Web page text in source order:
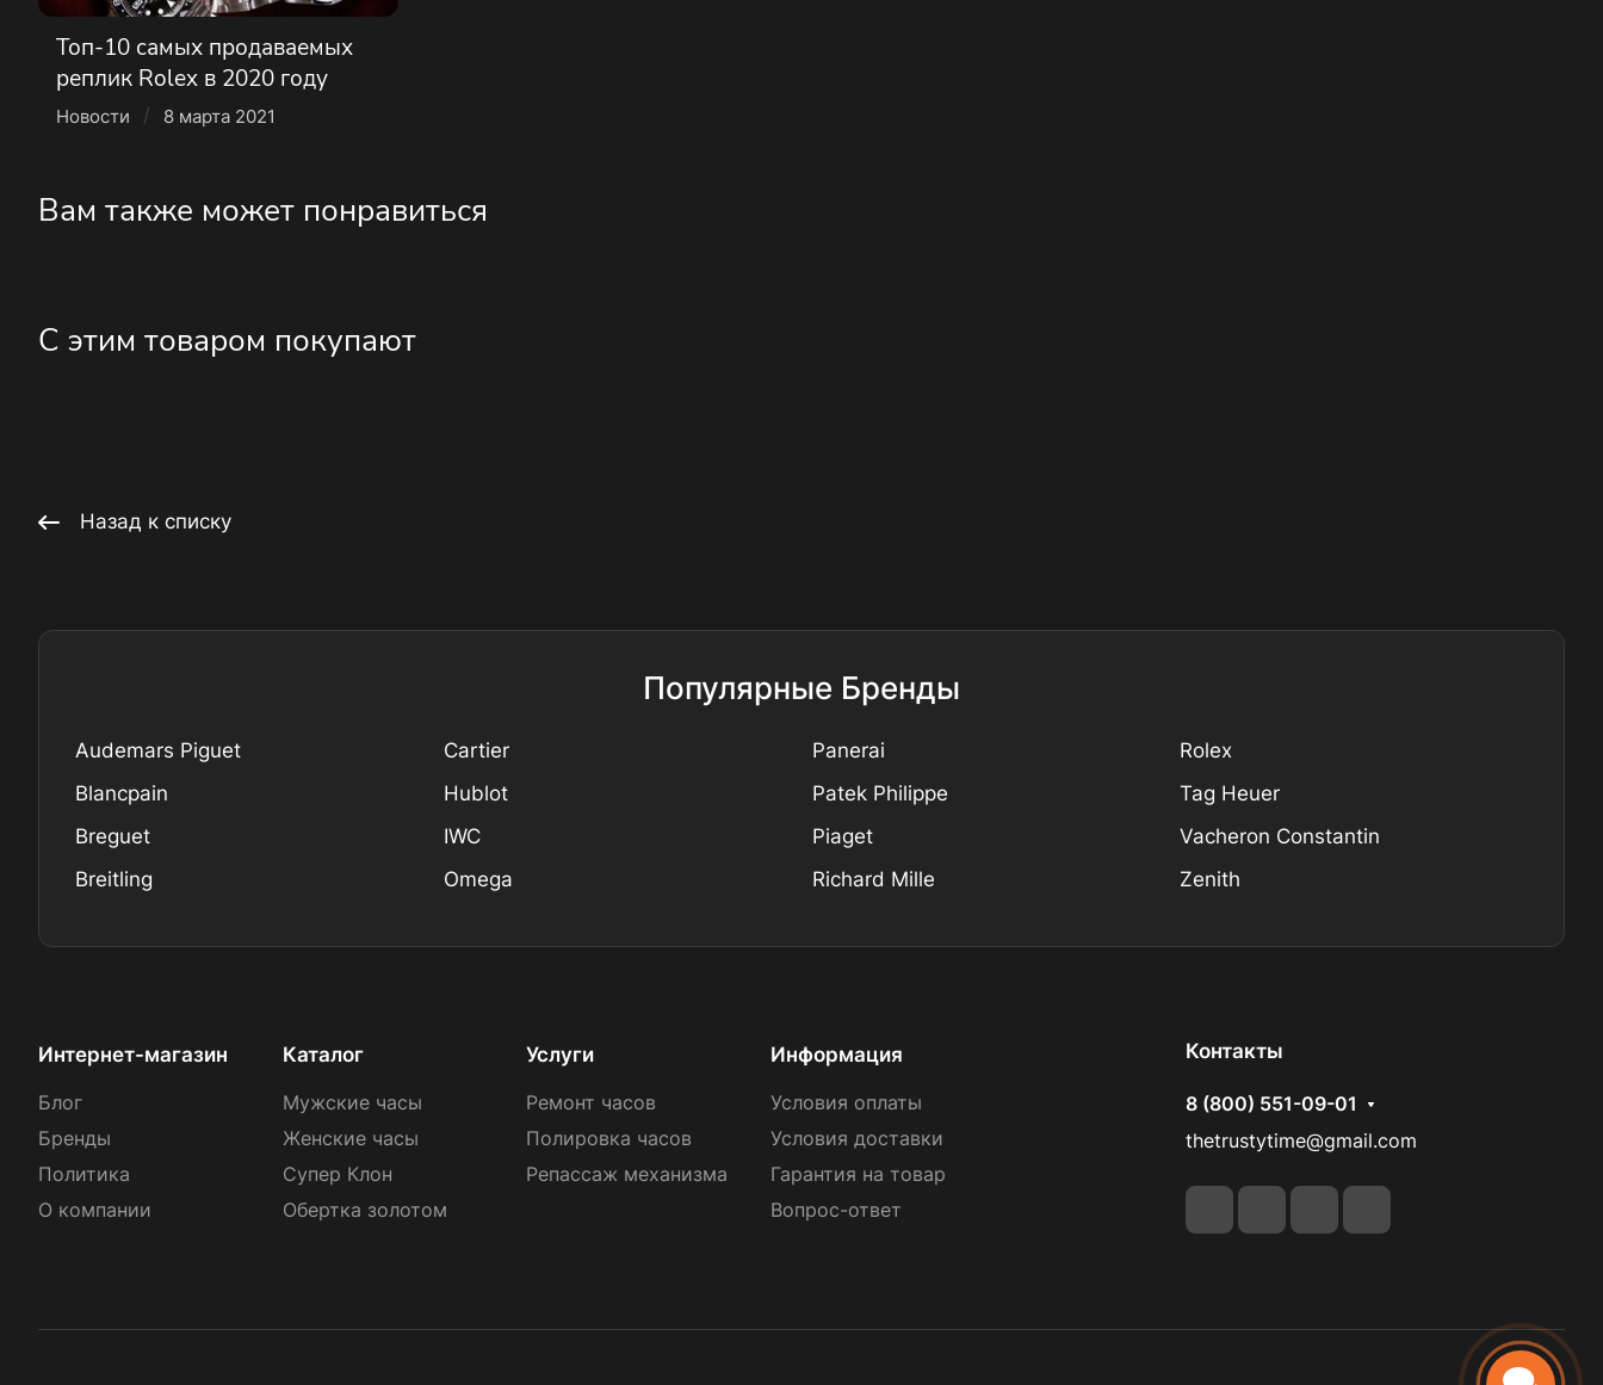
Топ-10 самых продаваемых
реплик Rolex в 2020 году
Новости / 8 марта 2021
Вам также может понравиться
С этим товаром покупают
Назад к списку
Популярные Бренды
Audemars Piguet
Blancpain
Breguet
Breitling
Cartier
Hublot
IWC
Omega
Panerai
Patek Philippe
Piaget
Richard Mille
Rolex
Tag Heuer
Vacheron Constantin
Zenith
Интернет-магазин
Блог
Бренды
Политика
О компании
Каталог
Мужские часы
Женские часы
Супер Клон
Обертка золотом
Услуги
Ремонт часов
Полировка часов
Репассаж механизма
Информация
Условия оплаты
Условия доставки
Гарантия на товар
Вопрос-ответ
Контакты
8 (800) 551-09-01
thetrustytime@gmail.com